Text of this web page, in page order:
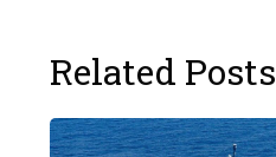
Related Posts